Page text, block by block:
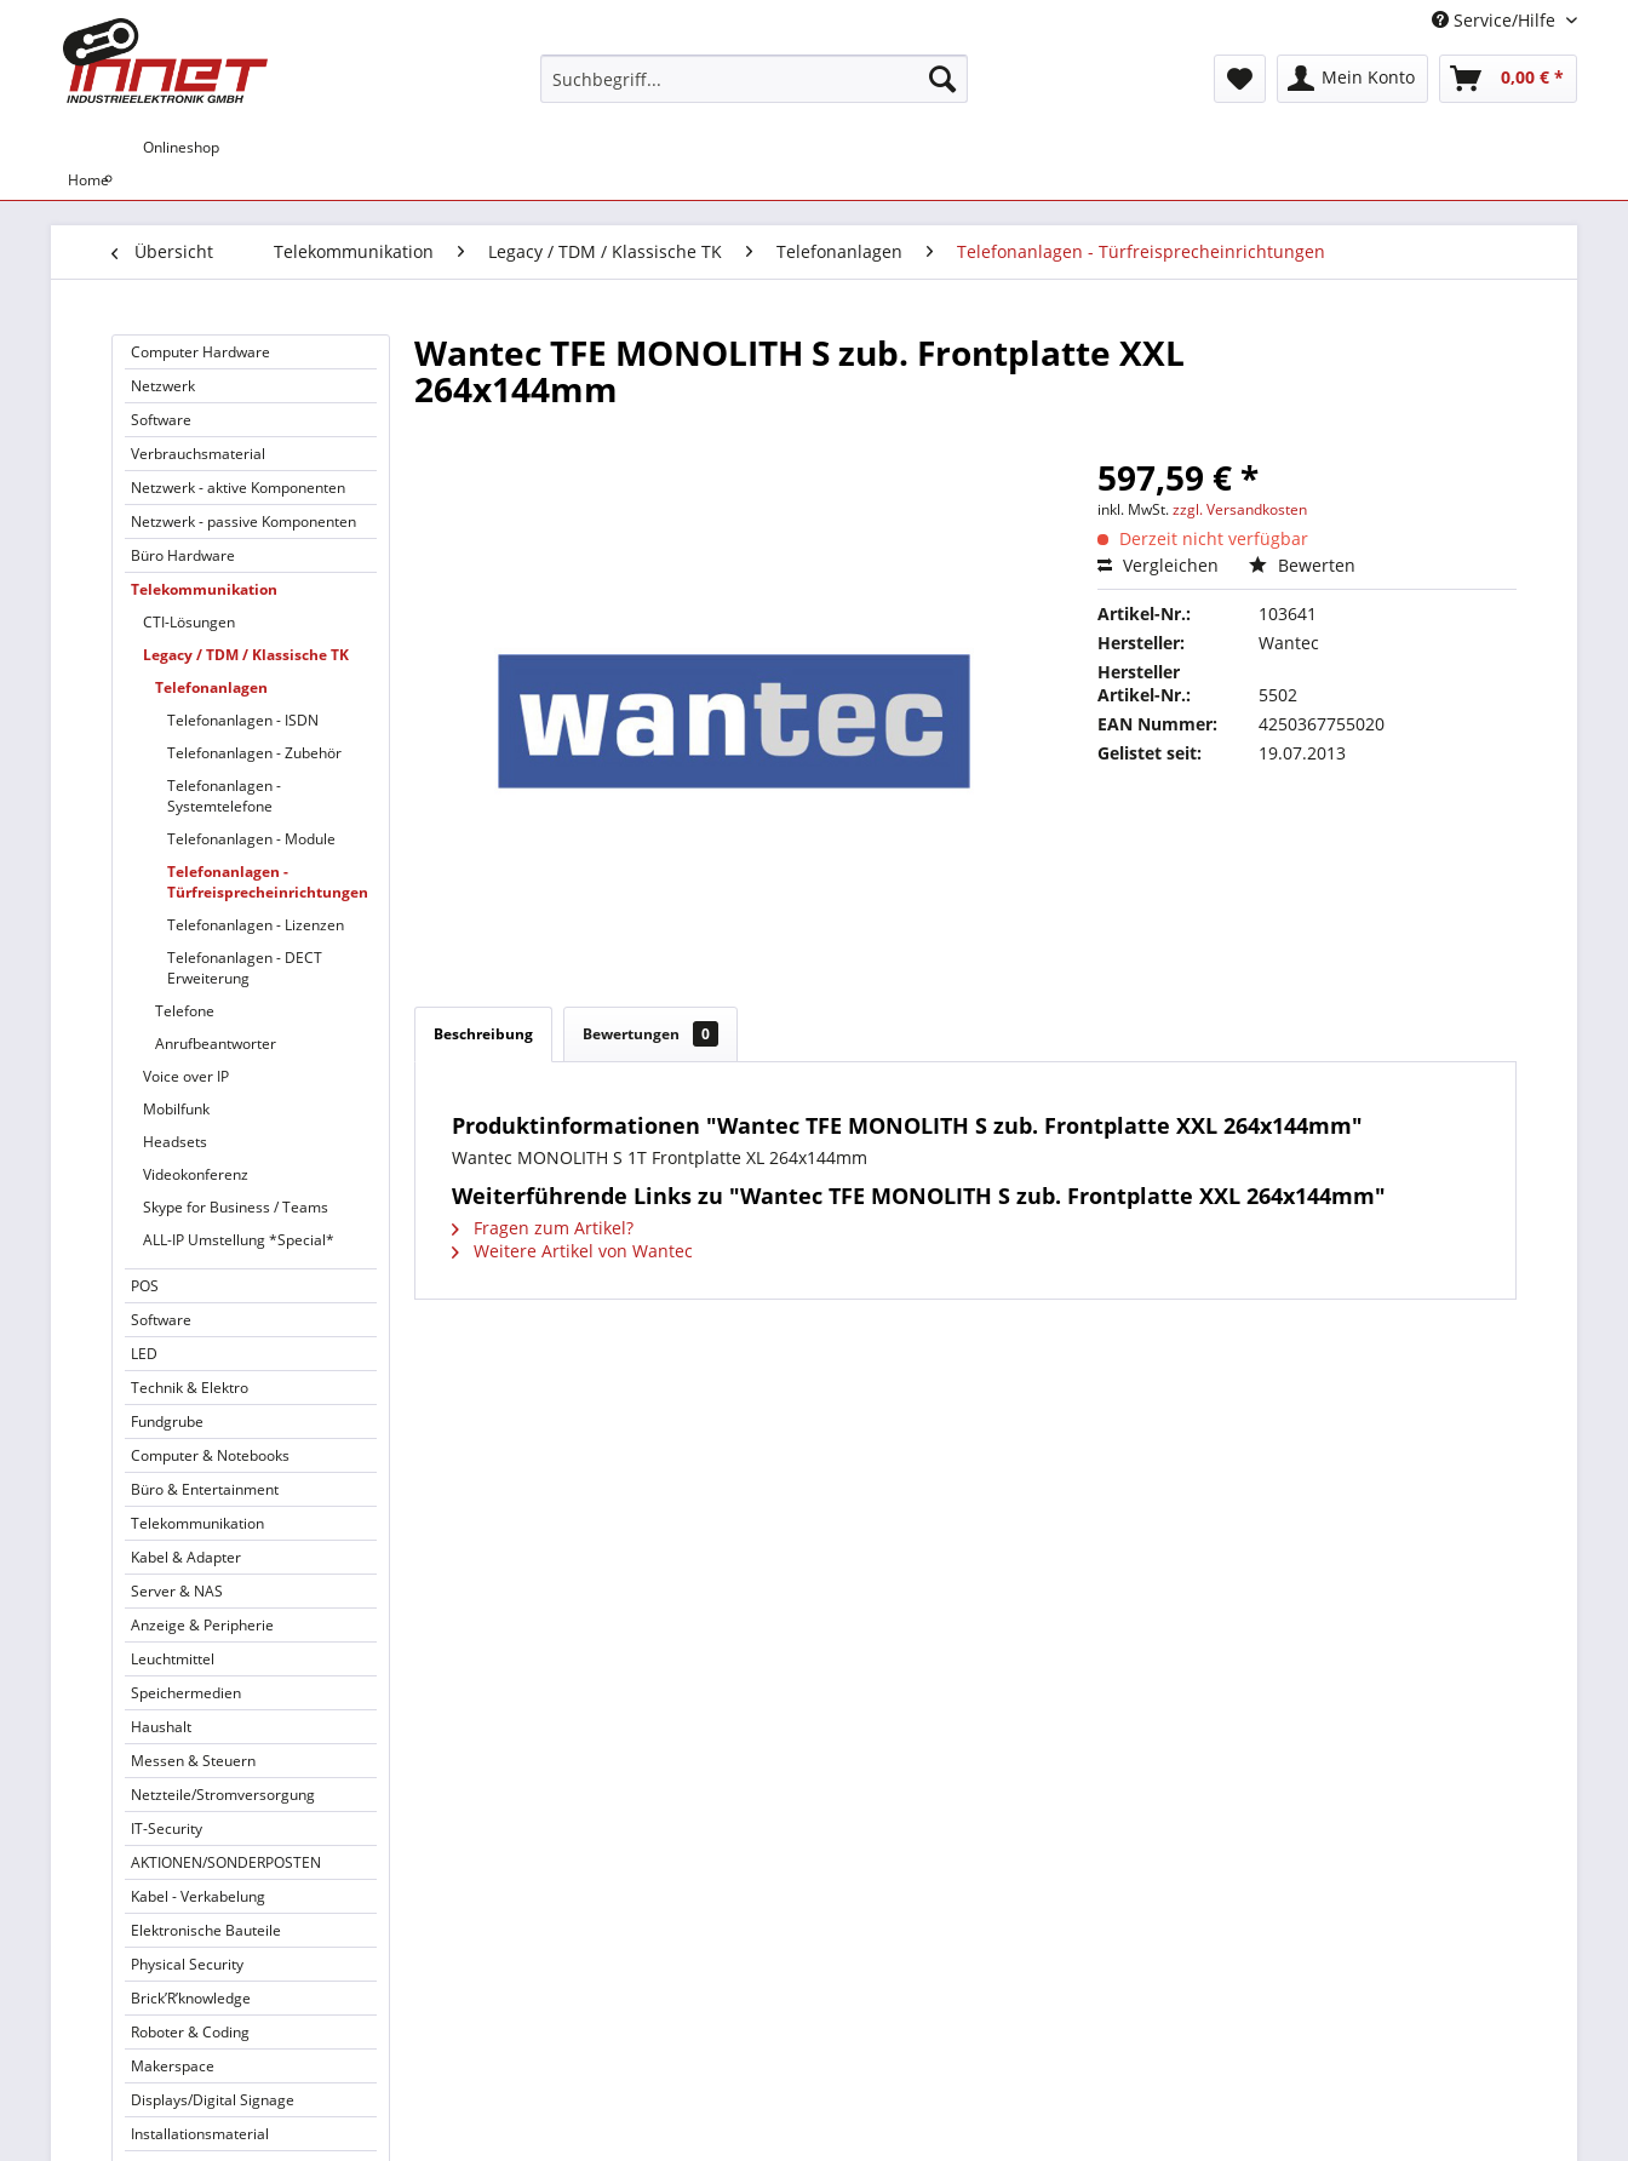
Service/Hilfe
Mein Konto 0,00 € *
Home
Onlineshop
Übersicht Telekommunikation Legacy / TDM / Klassische TK Telefonanlagen Telefonanlagen - Türfreisprecheinrichtungen
Computer Hardware
Netzwerk
Software
Verbrauchsmaterial
Netzwerk - aktive Komponenten
Netzwerk - passive Komponenten
Büro Hardware
Telekommunikation
CTI-Lösungen
Legacy / TDM / Klassische TK
Telefonanlagen
Telefonanlagen - ISDN
Telefonanlagen - Zubehör
Telefonanlagen -
Systemtelefone
Telefonanlagen - Module
Telefonanlagen -
Türfreisprecheinrichtungen
Telefonanlagen - Lizenzen
Telefonanlagen - DECT
Erweiterung
Telefone
Anrufbeantworter
Voice over IP
Mobilfunk
Headsets
Videokonferenz
Skype for Business / Teams
ALL-IP Umstellung *Special*
POS
Software
LED
Technik & Elektro
Fundgrube
Computer & Notebooks
Büro & Entertainment
Telekommunikation
Kabel & Adapter
Server & NAS
Anzeige & Peripherie
Leuchtmittel
Speichermedien
Haushalt
Messen & Steuern
Netzteile/Stromversorgung
IT-Security
AKTIONEN/SONDERPOSTEN
Kabel - Verkabelung
Elektronische Bauteile
Physical Security
Brick’R’knowledge
Roboter & Coding
Makerspace
Displays/Digital Signage
Installationsmaterial
Wantec TFE MONOLITH S zub. Frontplatte XXL
264x144mm
597,59 € *
inkl. MwSt.zzgl. Versandkosten
Derzeit nicht verfügbar
Vergleichen
Bewerten
Artikel-Nr.:
103641
Hersteller:
Wantec
Hersteller
Artikel-Nr.:
5502
EAN Nummer:
4250367755020
Gelistet seit:
19.07.2013
Beschreibung Bewertungen 0
Produktinformationen "Wantec TFE MONOLITH S zub. Frontplatte XXL 264x144mm"
Wantec MONOLITH S 1T Frontplatte XL 264x144mm
Weiterführende Links zu "Wantec TFE MONOLITH S zub. Frontplatte XXL 264x144mm"
Fragen zum Artikel?
Weitere Artikel von Wantec